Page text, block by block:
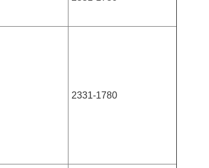
2331-1780